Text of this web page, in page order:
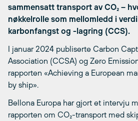
sammensatt transport av CO₂ –
nøkkelrolle som mellomledd i
karbonfangst og -lagring (CCS).
I januar 2024 publiserte Carbon
Association (CCSA) og Zero
rapporten «Achieving a European
by ship».
Bellona Europa har gjort et intervju
rapporten om CO₂-transport med